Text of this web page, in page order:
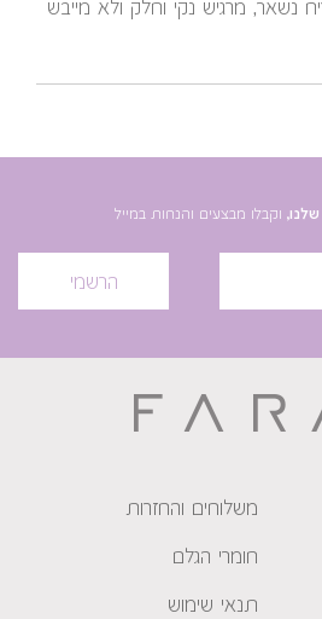
נשאר, מרגיש נקי וחלק ולא מייבש
וקבלו מבצעים והנחות במייל
הרשמי
משלוחים והחזרות
חומרי הגלם
תנאי שימוש